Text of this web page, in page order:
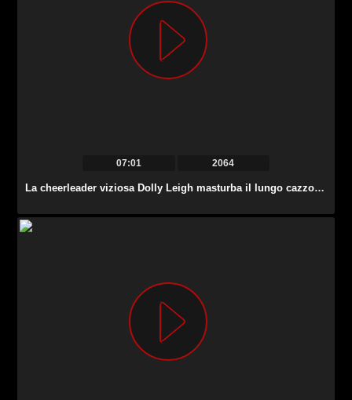
07:01 2064
La cheerleader viziosa Dolly Leigh masturba il lungo cazzo lubrificato del suo tutor.